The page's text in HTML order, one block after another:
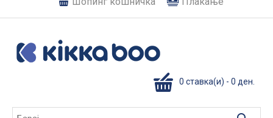
0 ставка(и) - 0 ден.